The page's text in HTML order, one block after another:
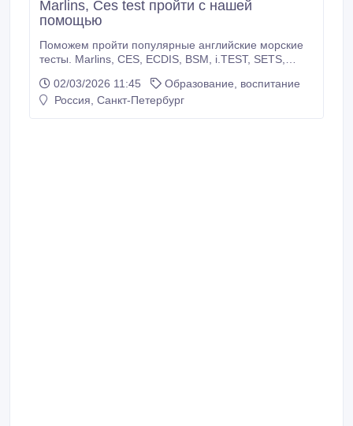
Marlins, Ces test пройти с нашей
помощью
Поможем пройти популярные английские морские
тесты. Marlins, CES, ECDIS, BSM, i.TEST, SETS,
удалённым контролем на платформах Seagull,
v.ships, и других. Звоните и пишите в любой
02/03/2026 11:45
Образование, воспитание
Россия, Санкт-Петербург